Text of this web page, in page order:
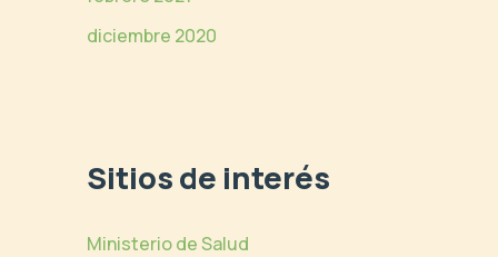
diciembre 2020
Sitios de interés
Ministerio de Salud